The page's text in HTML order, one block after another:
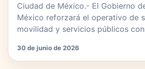
Ciudad de México.- El Gobierno
México reforzará el operativo de
movilidad y servicios públicos
30 de junio de 2026